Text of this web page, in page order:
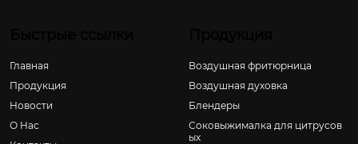
Главная
Продукция
Новости
О Hас
Воздушная фритюрница
Воздушная духовка
Блендеры
Соковыжималка для цитрусов
ых